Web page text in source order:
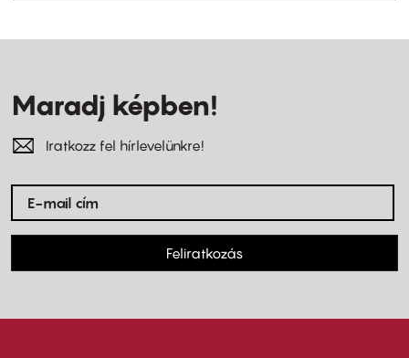
Maradj képben!
Iratkozz fel hírlevelünkre!
Feliratkozás